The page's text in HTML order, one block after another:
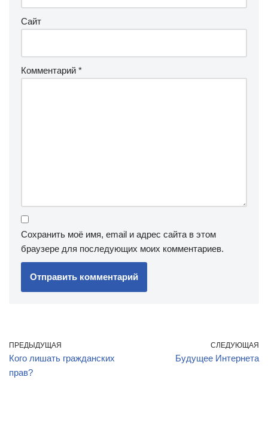
Сайт
Комментарий *
Сохранить моё имя, email и адрес сайта в этом
браузере для последующих моих комментариев.
ПРЕДЫДУЩАЯ
Кого лишать гражданских
прав?
СЛЕДУЮЩАЯ
Будущее Интернета